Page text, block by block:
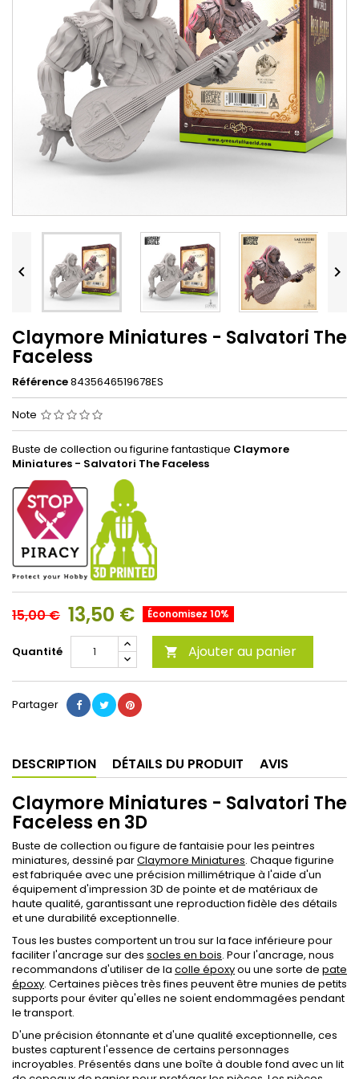
 
Claymore Miniatures - Salvatori The
Faceless
Référence8435646519678ES
Note
Buste de collection ou figurine fantastique Claymore
Miniatures - Salvatori The Faceless
15,00 € 13,50 € Économisez 10%
Quantité  Ajouter au panier
Partager
DESCRIPTION DÉTAILS DU PRODUIT AVIS
Claymore Miniatures - Salvatori The
Faceless en 3D
Buste de collection ou figure de fantaisie pour les peintres
miniatures, dessiné parClaymore Miniatures. Chaque figurine
est fabriquée avec une précision millimétrique à l'aide d'un
équipement d'impression 3D de pointe et de matériaux de
haute qualité, garantissant une reproduction fidèle des détails
et une durabilité exceptionnelle.
Tous les bustes comportent un trou sur la face inférieure pour
faciliter l'ancrage sur des socles en bois. Pour l'ancrage, nous
recommandons d'utiliser de la colle époxyou une sorte de pate
époxy. Certaines pièces très fines peuvent être munies de petits
supports pour éviter qu'elles ne soient endommagées pendant
le transport.
D'une précision étonnante et d'une qualité exceptionnelle, ces
bustes capturent l'essence de certains personnages
incroyables. Présentés dans une boîte à double fond avec un lit